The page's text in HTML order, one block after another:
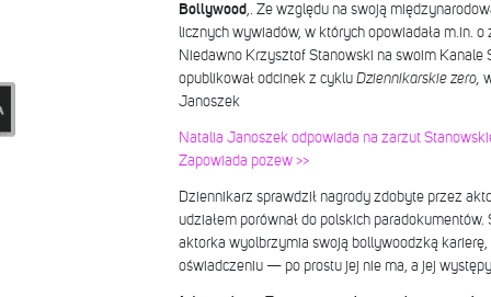
Bollywood,. Ze względu na swoją
licznych wywiadów, w których opowiadała m.in. o
Niedawno Krzysztof Stanowski na swoim Kanale
opublikował odcinek z cyklu Dziennikarskie zero,
Janoszek
Natalia Janoszek odpowiada na zarzut
Zapowiada pozew >>
Dziennikarz sprawdził nagrody zdobyte przez
udziałem porównał do polskich
aktorka wyolbrzymia swoją bollywoodzką
oświadczeniu — po prostu jej nie ma, a jej